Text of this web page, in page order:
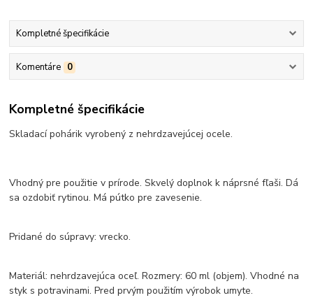
Kompletné špecifikácie
Komentáre 0
Kompletné špecifikácie
Skladací pohárik vyrobený z nehrdzavejúcej ocele.
Vhodný pre použitie v prírode. Skvelý doplnok k náprsné fľaši. Dá
sa ozdobiť rytinou. Má pútko pre zavesenie.
Pridané do súpravy: vrecko.
Materiál: nehrdzavejúca oceľ. Rozmery: 60 ml (objem). Vhodné na
styk s potravinami. Pred prvým použitím výrobok umyte.